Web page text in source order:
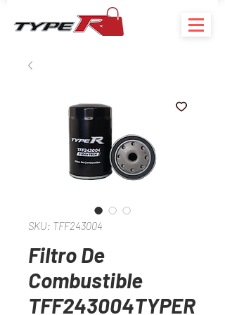
SKU: TFF243004
Filtro De
Combustible
TFF243004TYPER